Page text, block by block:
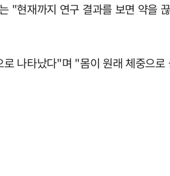
"현재까지 연구 결과를 보면 약
나타났다"며 "몸이 원래 체중으